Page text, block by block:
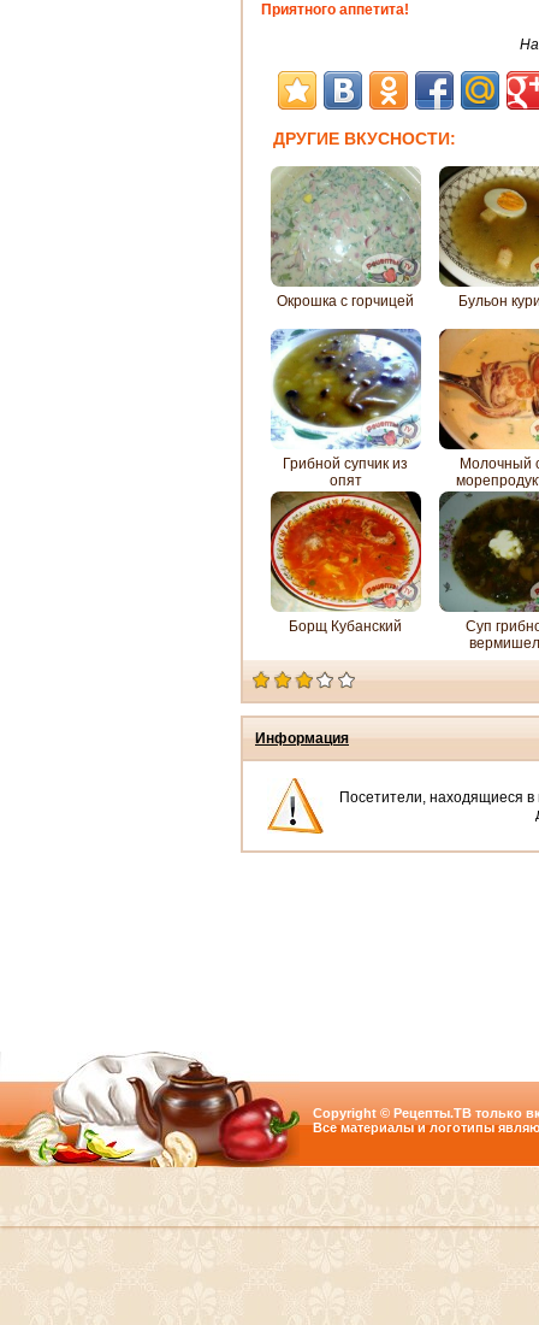
Приятного аппетита!
ДРУГИЕ ВКУСНОСТИ:
Окрошка с горчицей Бульон
Грибной супчик из
опят
Молочный
Борщ Кубанский
Суп
Информация
Посетители, находящиеся в
Copyright © Рецепты.ТВ только
Все материалы и логотипы